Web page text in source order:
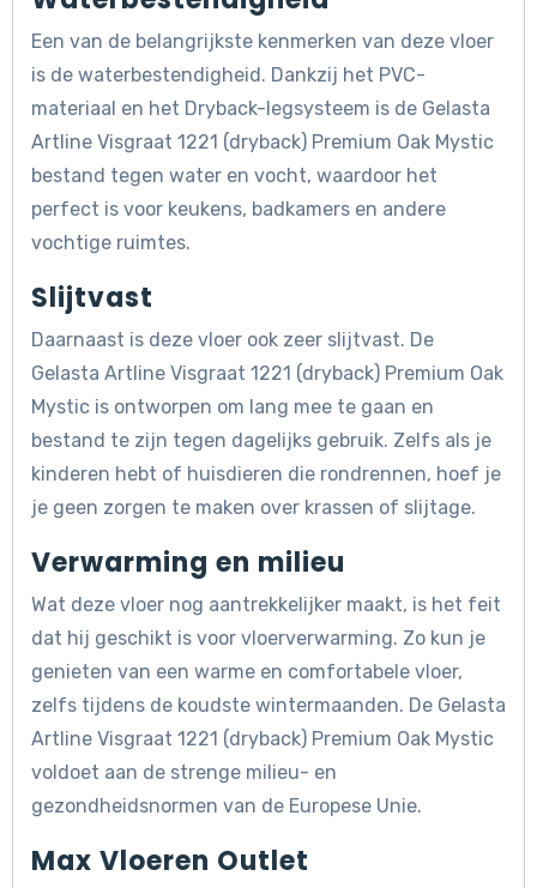
Een van de belangrijkste kenmerken van deze vloer
is de waterbestendigheid. Dankzij het PVC-
materiaal en het Dryback-legsysteem is de Gelasta
Artline Visgraat 1221 (dryback) Premium Oak Mystic
bestand tegen water en vocht, waardoor het
perfect is voor keukens, badkamers en andere
vochtige ruimtes.
Slijtvast
Daarnaast is deze vloer ook zeer slijtvast. De
Gelasta Artline Visgraat 1221 (dryback) Premium Oak
Mystic is ontworpen om lang mee te gaan en
bestand te zijn tegen dagelijks gebruik. Zelfs als je
kinderen hebt of huisdieren die rondrennen, hoef je
je geen zorgen te maken over krassen of slijtage.
Verwarming en milieu
Wat deze vloer nog aantrekkelijker maakt, is het feit
dat hij geschikt is voor vloerverwarming. Zo kun je
genieten van een warme en comfortabele vloer,
zelfs tijdens de koudste wintermaanden. De Gelasta
Artline Visgraat 1221 (dryback) Premium Oak Mystic
voldoet aan de strenge milieu- en
gezondheidsnormen van de Europese Unie.
Max Vloeren Outlet